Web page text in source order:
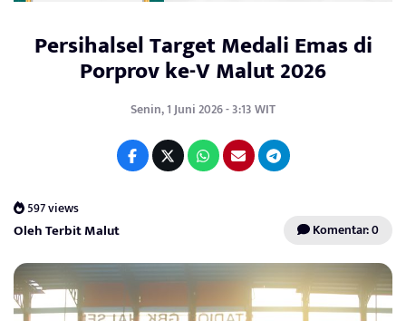
Persihalsel Target Medali Emas di
Porprov ke-V Malut 2026
Senin, 1 Juni 2026 - 3:13 WIT
597 views
Oleh Terbit Malut Komentar: 0